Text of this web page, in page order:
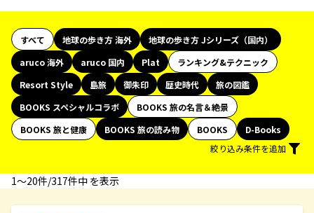
すべて 地球の歩き方 海外
地球の歩き方 Jシリーズ（国内）
aruco 海外
aruco 国内 Plat
ランキング&テクニック
Resort Style
島旅 御朱印 歴史時代
旅の図鑑
BOOKS スペシャルコラボ
BOOKS 旅の名言＆絶景
BOOKS 旅と健康
BOOKS 旅の読み物 BOOKS
D-Books
絞り込み条件を追加
1〜20件/317件中 を表示